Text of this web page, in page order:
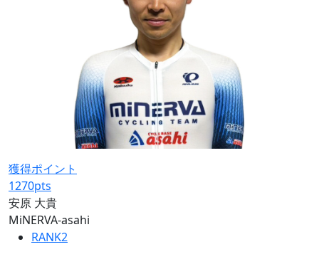
獲得ポイント
1270pts
安原 大貴
MiNERVA-asahi
RANK2